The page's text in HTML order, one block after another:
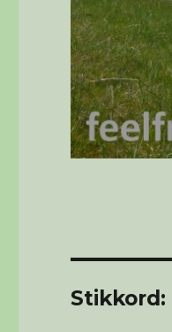
Stikkord: